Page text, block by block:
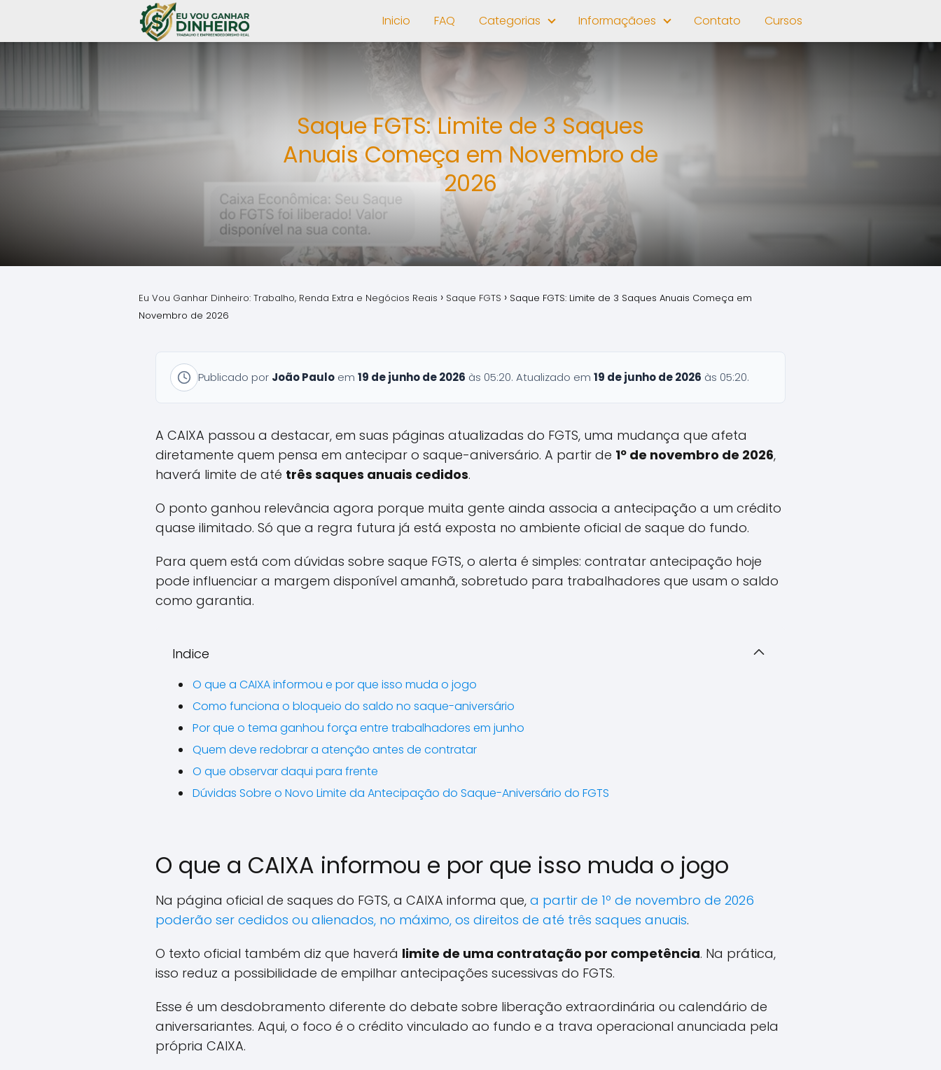
Inicio FAQ Categorias Informaçãoes Contato Cursos
Saque FGTS: Limite de 3 Saques
Anuais Começa em Novembro de
2026
Eu Vou Ganhar Dinheiro: Trabalho, Renda Extra e Negócios Reais Saque FGTS
Saque FGTS: Limite de 3 Saques Anuais Começa em
Novembro de 2026
Publicado por João Paulo em 19 de junho de 2026 às 05:20. Atualizado em 19 de junho de 2026 às 05:20.
A CAIXA passou a destacar, em suas páginas atualizadas do FGTS, uma mudança que afeta
diretamente quem pensa em antecipar o saque-aniversário. A partir de 1º de novembro de 2026,
haverá limite de até três saques anuais cedidos.
O ponto ganhou relevância agora porque muita gente ainda associa a antecipação a um crédito
quase ilimitado. Só que a regra futura já está exposta no ambiente oficial de saque do fundo.
Para quem está com dúvidas sobre saque FGTS, o alerta é simples: contratar antecipação hoje
pode influenciar a margem disponível amanhã, sobretudo para trabalhadores que usam o saldo
como garantia.
Indice
O que a CAIXA informou e por que isso muda o jogo
Como funciona o bloqueio do saldo no saque-aniversário
Por que o tema ganhou força entre trabalhadores em junho
Quem deve redobrar a atenção antes de contratar
O que observar daqui para frente
Dúvidas Sobre o Novo Limite da Antecipação do Saque-Aniversário do FGTS
O que a CAIXA informou e por que isso muda o jogo
Na página oficial de saques do FGTS, a CAIXA informa que, a partir de 1º de novembro de 2026
poderão ser cedidos ou alienados, no máximo, os direitos de até três saques anuais.
O texto oficial também diz que haverá limite de uma contratação por competência. Na prática,
isso reduz a possibilidade de empilhar antecipações sucessivas do FGTS.
Esse é um desdobramento diferente do debate sobre liberação extraordinária ou calendário de
aniversariantes. Aqui, o foco é o crédito vinculado ao fundo e a trava operacional anunciada pela
própria CAIXA.